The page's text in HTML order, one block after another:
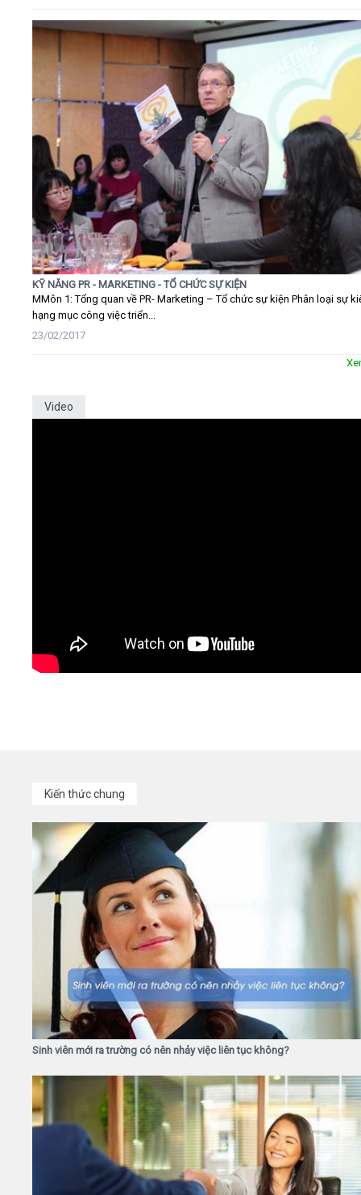
KỸ NĂNG PR - MARKETING - TỔ CHỨC SỰ KIỆN
MMôn 1: Tổng quan về PR- Marketing – Tổ chức sự kiện Phân loại sự
hạng mục công việc triển...
23/02/2017
Video
Kiến thức chung
Sinh viên mới ra trường có nên nhảy việc liên tục không?